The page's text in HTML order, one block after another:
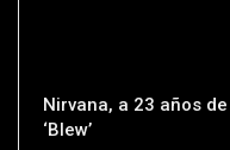
Nirvana, a 23 años de
‘Blew’